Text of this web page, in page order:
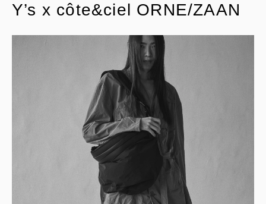
Y’s x côte&ciel ORNE/ZAAN